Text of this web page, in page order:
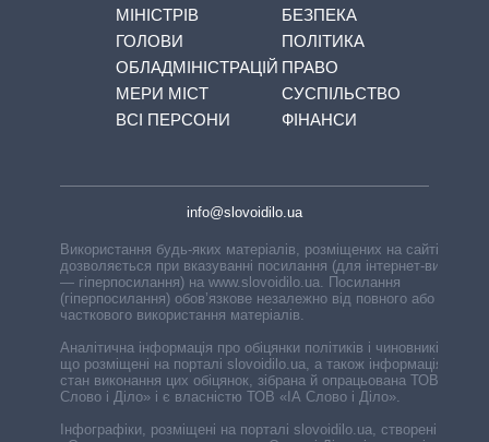
МІНІСТРІВ
ГОЛОВИ
ОБЛАДМІНІСТРАЦІЙ
МЕРИ МІСТ
ВСІ ПЕРСОНИ
БЕЗПЕКА
ПОЛІТИКА
ПРАВО
СУСПІЛЬСТВО
ФІНАНСИ
info@slovoidilo.ua
Використання будь-яких матеріалів, розміщених на сайті,
дозволяється при вказуванні посилання (для інтернет-видань
— гіперпосилання) на www.slovoidilo.ua. Посилання
(гіперпосилання) обов’язкове незалежно від повного або
часткового використання матеріалів.
Аналітична інформація про обіцянки політиків і чиновників,
що розміщені на порталі slovoidilo.ua, а також інформація про
стан виконання цих обіцянок, зібрана й опрацьована ТОВ «ІА
Слово і Діло» і є власністю ТОВ «ІА Слово і Діло».
Інфографіки, розміщені на порталі slovoidilo.ua, створені ГО